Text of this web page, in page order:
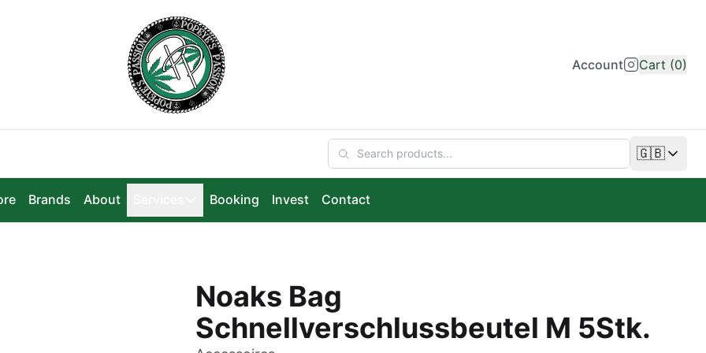
Account Cart (0)
🇬🇧
Change
Brands About Booking Invest Contact
Noaks Bag
Schnellverschlussbeutel M 5Stk.